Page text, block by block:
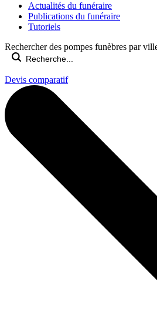
Actualités du funéraire
Publications du funéraire
Tutoriels
Rechercher des pompes funèbres par
Devis comparatif